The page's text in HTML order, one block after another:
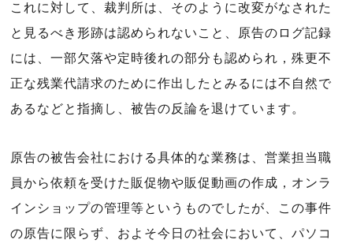
これに対して、裁判所は、そのように改変がなされた
と見るべき形跡は認められないこと、原告のログ記録
には、一部欠落や定時後れの部分も認められ，殊更不
正な残業代請求のために作出したとみるには不自然で
あるなどと指摘し、被告の反論を退けています。
原告の被告会社における具体的な業務は、営業担当職
員から依頼を受けた販促物や販促動画の作成，オンラ
インショップの管理等というものでしたが、この事件
の原告に限らず、およそ今日の社会において、パソコ